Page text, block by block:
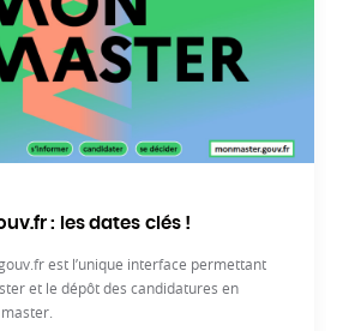
: les dates clés !
est l’unique interface permettant
et le dépôt des candidatures en